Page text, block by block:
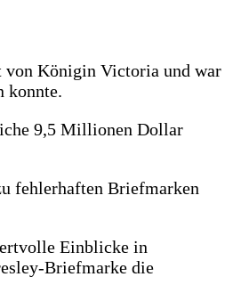
von Königin Victoria und war
konnte.
9,5 Millionen Dollar
fehlerhaften Briefmarken
Einblicke in
Briefmarke die